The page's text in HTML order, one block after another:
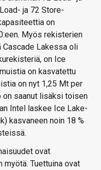
ja 72 Store-
on
Myös rekisterien
Cascade Lakessa oli
on Ice
on kasvatettu
on nyt 1,25 Mt per
on saanut lisäksi toisen
Intel laskee Ice Lake-
kasvaneen noin 18 %
ovat
myötä. Tuettuina ovat